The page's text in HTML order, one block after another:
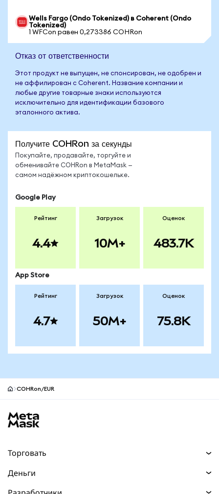
Wells Fargo (Ondo Tokenized) в Coherent (Ondo
Tokenized)
1 WFCon равен 0,273386 COHRon
Отказ от ответственности
Этот продукт не выпущен, не спонсирован, не одобрен и
не аффилирован с Coherent. Название компании и
любые другие товарные знаки используются
исключительно для идентификации базового
эталонного актива.
Получите COHRon за секунды
Покупайте, продавайте, торгуйте и
обменивайте COHRon в MetaMask —
самом надёжном криптокошельке.
Google Play
Рейтинг
4.4
Загрузок
10M+
Оценок
483.7K
App Store
Рейтинг
4.7
Загрузок
50M+
Оценок
75.8K
COHRon/EUR
Торговать
Деньги